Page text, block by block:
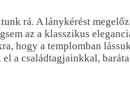
rá. A lánykérést
az a klasszikus
hogy a templomban
a családtagjainkkal,